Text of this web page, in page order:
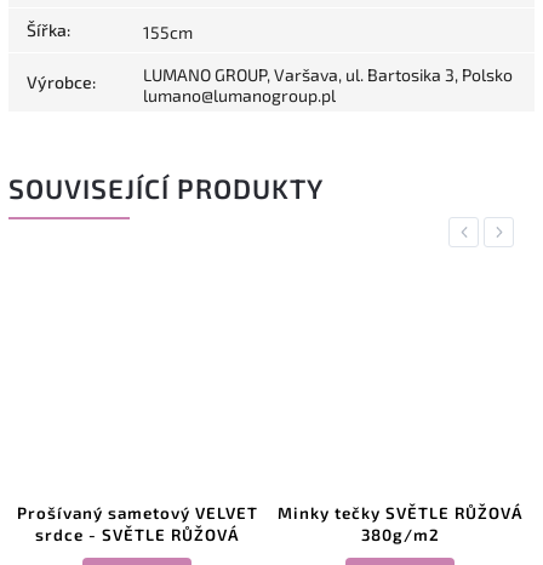
Šířka: 155cm
Výrobce:
LUMANO GROUP, Varšava, ul. Bartosika 3, Polsko
lumano@lumanogroup.pl
SOUVISEJÍCÍ PRODUKTY
Previous
sametový VELVET
srdce - SVĚTLE RŮŽOVÁ
Minky tečky SVĚTLE RŮŽOVÁ
380g/m2
Next